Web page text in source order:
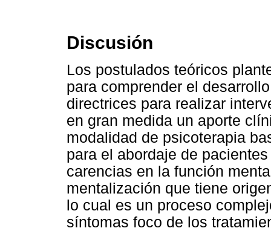
Discusión
Los postulados teóricos
para comprender el
directrices para realizar
en gran medida un aporte
modalidad de psicoterapia
para el abordaje de
carencias en la función
mentalización que tiene
lo cual es un proceso
síntomas foco de los